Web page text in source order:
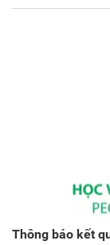
Thông báo kết